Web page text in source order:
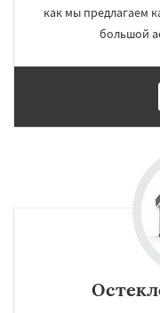
как мы предлагаем
большой